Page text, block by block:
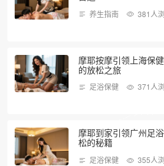
养生指南 381人
摩耶按摩引领上海保
的放松之旅
足浴保健 371人
摩耶到家引领广州足
松的秘籍
足浴保健 355人